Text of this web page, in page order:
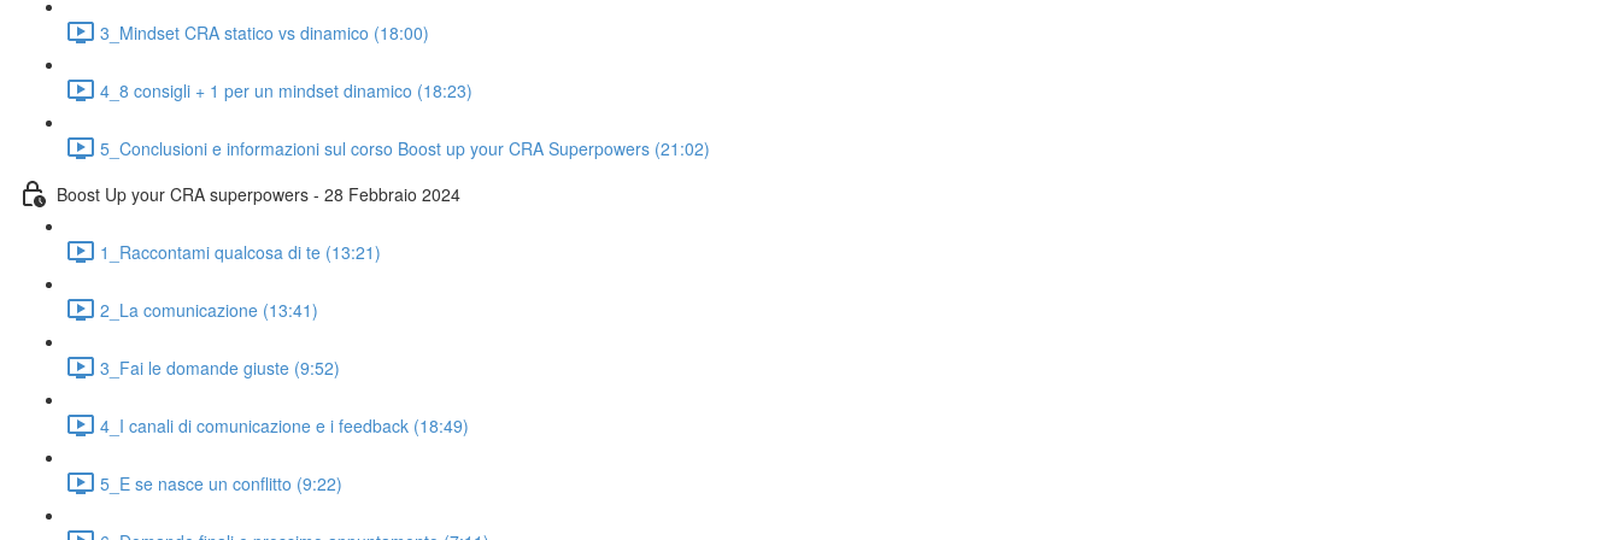
3_Mindset CRA statico vs dinamico (18:00)
4_8 consigli + 1 per un mindset dinamico (18:23)
5_Conclusioni e informazioni sul corso Boost up your CRA Superpowers (21:02)
Boost Up your CRA superpowers - 28 Febbraio 2024
1_Raccontami qualcosa di te (13:21)
2_La comunicazione (13:41)
3_Fai le domande giuste (9:52)
4_I canali di comunicazione e i feedback (18:49)
5_E se nasce un conflitto (9:22)